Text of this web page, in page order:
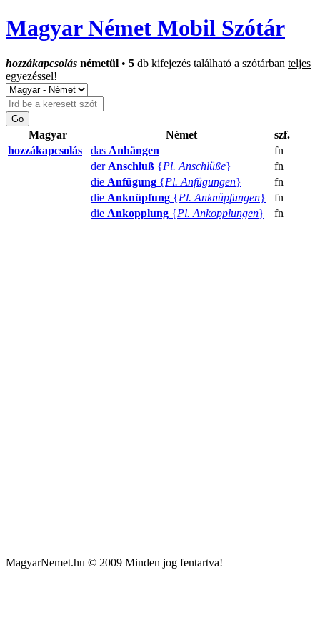
Magyar Német Mobil Szótár
hozzákapcsolás németül • 5 db kifejezés található a szótárban teljes
egyezéssel!
Magyar Német
szf.
hozzákapcsolás
das Anhängen
fn
der Anschluß {Pl. Anschlüße}
fn
die Anfügung {Pl. Anfügungen}
fn
die Anknüpfung {Pl. Anknüpfungen}
fn
die Ankopplung {Pl. Ankopplungen} fn
MagyarNemet.hu © 2009 Minden jog fentartva!